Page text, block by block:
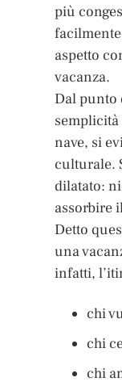
più
aspetto
vacanza.
Dal punto
nave, si
culturale.
dilatato:
assorbire
Detto
una
infatti,
chi
chi
chi